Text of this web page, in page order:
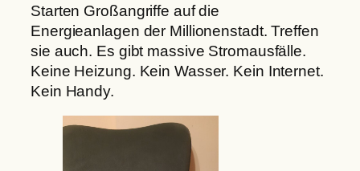
Starten Großangriffe auf die
Energieanlagen der Millionenstadt. Treffen
sie auch. Es gibt massive Stromausfälle.
Keine Heizung. Kein Wasser. Kein Internet.
Kein Handy.